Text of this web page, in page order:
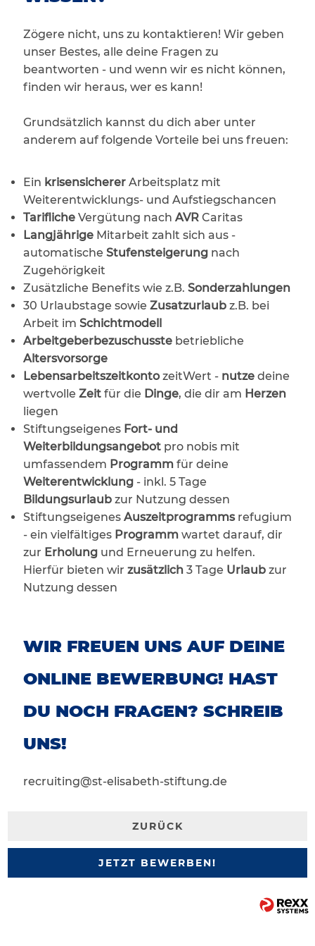
Zögere nicht, uns zu kontaktieren! Wir geben
unser Bestes, alle deine Fragen zu
beantworten - und wenn wir es nicht können,
finden wir heraus, wer es kann!
Grundsätzlich kannst du dich aber unter
anderem auf folgende Vorteile bei uns freuen:
Ein krisensicherer Arbeitsplatz mit
Weiterentwicklungs- und Aufstiegschancen
Tarifliche Vergütung nach AVR Caritas
Langjährige Mitarbeit zahlt sich aus -
automatische Stufensteigerung nach
Zugehörigkeit
Zusätzliche Benefits wie z.B. Sonderzahlungen
30 Urlaubstage sowie Zusatzurlaub z.B. bei
Arbeit im Schichtmodell
Arbeitgeberbezuschusste betriebliche
Altersvorsorge
Lebensarbeitszeitkonto zeitWert - nutze deine
wertvolle Zeitfür die Dinge, die dir am Herzen
liegen
StiftungseigenesFort- und
Weiterbildungsangebotpro nobis mit
umfassendem Programm für deine
Weiterentwicklung - inkl. 5 Tage
Bildungsurlaub zur Nutzung dessen
Stiftungseigenes Auszeitprogramms refugium
- ein vielfältiges Programm wartet darauf, dir
zur Erholung und Erneuerung zu helfen.
Hierfür bieten wir zusätzlich 3 Tage Urlaub zur
Nutzung dessen
WIR FREUEN UNS AUF DEINE
ONLINE BEWERBUNG! HAST
DU NOCH FRAGEN? SCHREIB
UNS!
recruiting@st-elisabeth-stiftung.de
ZURÜCK
JETZT BEWERBEN!